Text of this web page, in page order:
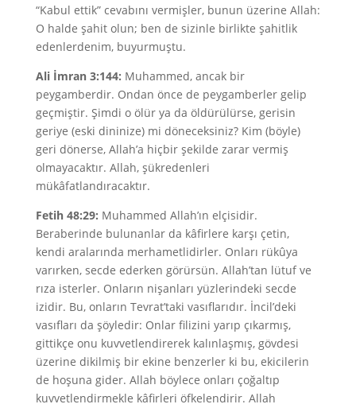
“Kabul ettik” cevabını vermişler, bunun üzerine Allah:
O halde şahit olun; ben de sizinle birlikte şahitlik
edenlerdenim, buyurmuştu.
Ali İmran 3:144: Muhammed, ancak bir
peygamberdir. Ondan önce de peygamberler gelip
geçmiştir. Şimdi o ölür ya da öldürülürse, gerisin
geriye (eski dininize) mi döneceksiniz? Kim (böyle)
geri dönerse, Allah’a hiçbir şekilde zarar vermiş
olmayacaktır. Allah, şükredenleri
mükâfatlandıracaktır.
Fetih 48:29: Muhammed Allah’ın elçisidir.
Beraberinde bulunanlar da kâfirlere karşı çetin,
kendi aralarında merhametlidirler. Onları rükûya
varırken, secde ederken görürsün. Allah’tan lütuf ve
rıza isterler. Onların nişanları yüzlerindeki secde
izidir. Bu, onların Tevrat’taki vasıflarıdır. İncil’deki
vasıfları da şöyledir: Onlar filizini yarıp çıkarmış,
gittikçe onu kuvvetlendirerek kalınlaşmış, gövdesi
üzerine dikilmiş bir ekine benzerler ki bu, ekicilerin
de hoşuna gider. Allah böylece onları çoğaltıp
kuvvetlendirmekle kâfirleri öfkelendirir. Allah